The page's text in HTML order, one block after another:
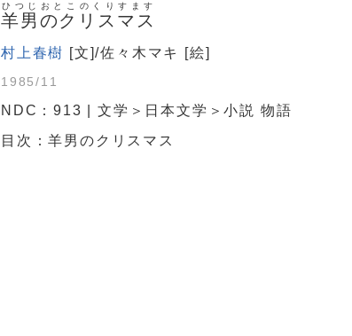
羊男のクリスマス
ひつじおとこのくりすます
村上春樹 [文]/佐々木マキ [絵]
1985/11
NDC：913 | 文学＞日本文学＞小説 物語
目次：羊男のクリスマス